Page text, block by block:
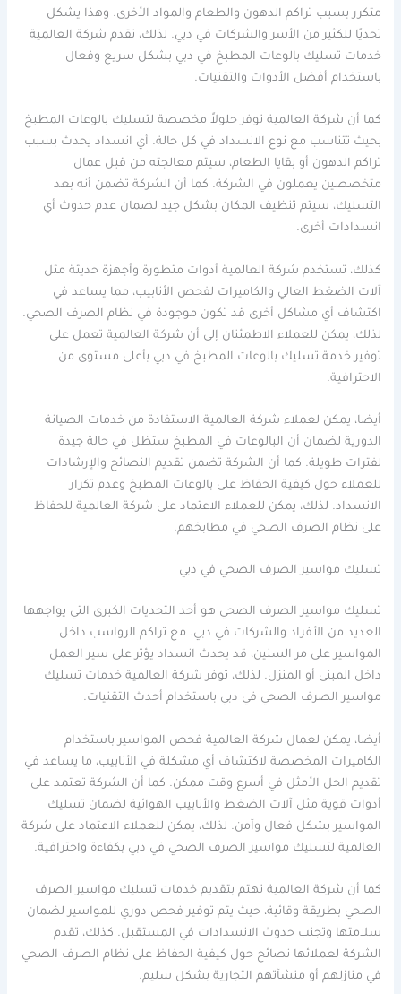
متكرر بسبب تراكم الدهون والطعام والمواد الأخرى. وهذا يشكل
تحديًا للكثير من الأسر والشركات في دبي. لذلك، تقدم شركة العالمية
خدمات تسليك بالوعات المطبخ في دبي بشكل سريع وفعال
باستخدام أفضل الأدوات والتقنيات.
كما أن شركة العالمية توفر حلولاً مخصصة لتسليك بالوعات المطبخ
بحيث تتناسب مع نوع الانسداد في كل حالة. أي انسداد يحدث بسبب
تراكم الدهون أو بقايا الطعام، سيتم معالجته من قبل عمال
متخصصين يعملون في الشركة. كما أن الشركة تضمن أنه بعد
التسليك، سيتم تنظيف المكان بشكل جيد لضمان عدم حدوث أي
انسدادات أخرى.
كذلك، تستخدم شركة العالمية أدوات متطورة وأجهزة حديثة مثل
آلات الضغط العالي والكاميرات لفحص الأنابيب، مما يساعد في
اكتشاف أي مشاكل أخرى قد تكون موجودة في نظام الصرف الصحي.
لذلك، يمكن للعملاء الاطمئنان إلى أن شركة العالمية تعمل على
توفير خدمة تسليك بالوعات المطبخ في دبي بأعلى مستوى من
الاحترافية.
أيضا، يمكن لعملاء شركة العالمية الاستفادة من خدمات الصيانة
الدورية لضمان أن البالوعات في المطبخ ستظل في حالة جيدة
لفترات طويلة. كما أن الشركة تضمن تقديم النصائح والإرشادات
للعملاء حول كيفية الحفاظ على بالوعات المطبخ وعدم تكرار
الانسداد. لذلك، يمكن للعملاء الاعتماد على شركة العالمية للحفاظ
على نظام الصرف الصحي في مطابخهم.
تسليك مواسير الصرف الصحي في دبي
تسليك مواسير الصرف الصحي هو أحد التحديات الكبرى التي يواجهها
العديد من الأفراد والشركات في دبي. مع تراكم الرواسب داخل
المواسير على مر السنين، قد يحدث انسداد يؤثر على سير العمل
داخل المبنى أو المنزل. لذلك، توفر شركة العالمية خدمات تسليك
مواسير الصرف الصحي في دبي باستخدام أحدث التقنيات.
أيضا، يمكن لعمال شركة العالمية فحص المواسير باستخدام
الكاميرات المخصصة لاكتشاف أي مشكلة في الأنابيب، ما يساعد في
تقديم الحل الأمثل في أسرع وقت ممكن. كما أن الشركة تعتمد على
أدوات قوية مثل آلات الضغط والأنابيب الهوائية لضمان تسليك
المواسير بشكل فعال وآمن. لذلك، يمكن للعملاء الاعتماد على شركة
العالمية لتسليك مواسير الصرف الصحي في دبي بكفاءة واحترافية.
كما أن شركة العالمية تهتم بتقديم خدمات تسليك مواسير الصرف
الصحي بطريقة وقائية، حيث يتم توفير فحص دوري للمواسير لضمان
سلامتها وتجنب حدوث الانسدادات في المستقبل. كذلك، تقدم
الشركة لعملائها نصائح حول كيفية الحفاظ على نظام الصرف الصحي
في منازلهم أو منشآتهم التجارية بشكل سليم.